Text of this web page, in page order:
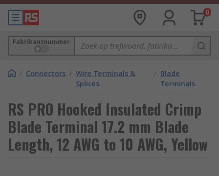
0
Fabrikantnummer
/ Connectors / Wire Terminals &
Splices
/ Blade
Terminals
RS PRO Hooked Insulated Crimp
Blade Terminal 17.2 mm Blade
Length, 12 AWG to 10 AWG, Yellow